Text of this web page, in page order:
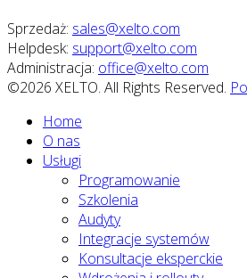
Sprzedaż: sales@xelto.com
Helpdesk: support@xelto.com
Administracja: office@xelto.com
©2026 XELTO. All Rights Reserved.
Home
O nas
Usługi
Programowanie
Szkolenia
Audyty
Integracje systemów
Konsultacje eksperckie